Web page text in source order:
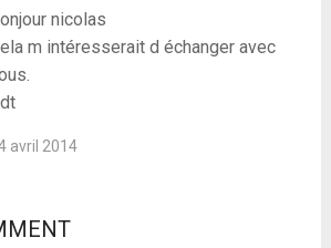
nicolas
m intéresserait d échanger avec
avril 2014